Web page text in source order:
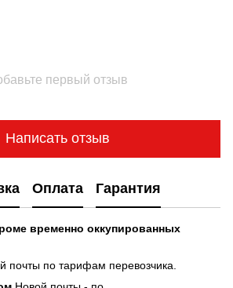
первый отзыв
Написать отзыв
Оплата Гарантия
временно оккупированных
почты по тарифам перевозчика.